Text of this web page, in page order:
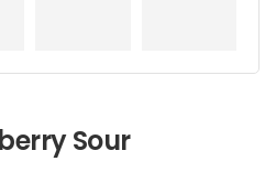
Sour